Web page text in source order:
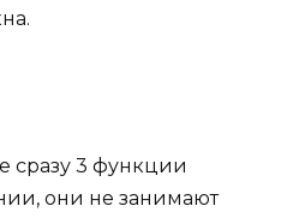
сразу 3 функции
они не занимают